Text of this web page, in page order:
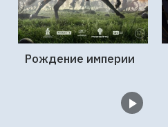
Рождение империи